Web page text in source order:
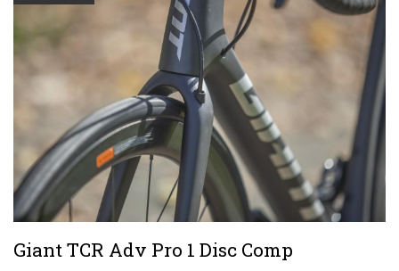
Giant TCR Adv Pro 1 Disc Comp